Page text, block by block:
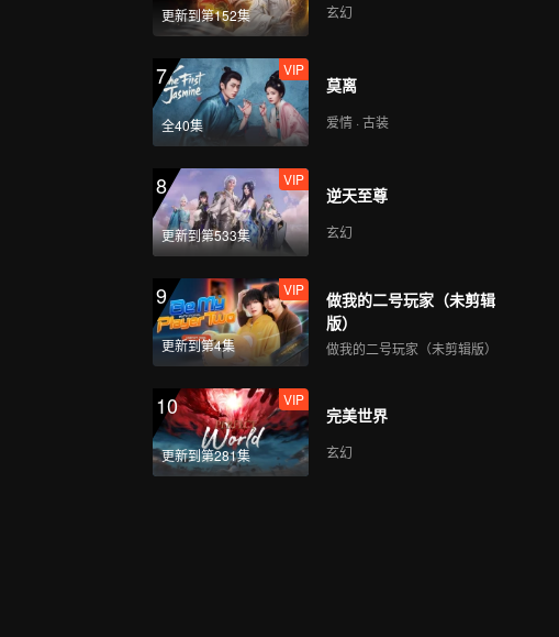
VIP Mic Drop(Still Ver.)
VIP Crush(Still Ver.)
VIP
Last Fireworks of the
Ver.)
VIP
When We Disco(Still
Ver.)
更新到第152集 玄幻
7
全40集
VIP
莫离
爱情 · 古装
8
更新到第533集
VIP
逆天至尊
玄幻
9
更新到第4集
VIP
做我的二号玩家（未剪辑
版）
做我的二号玩家（未剪辑版）
10
更新到第281集
VIP
完美世界
玄幻